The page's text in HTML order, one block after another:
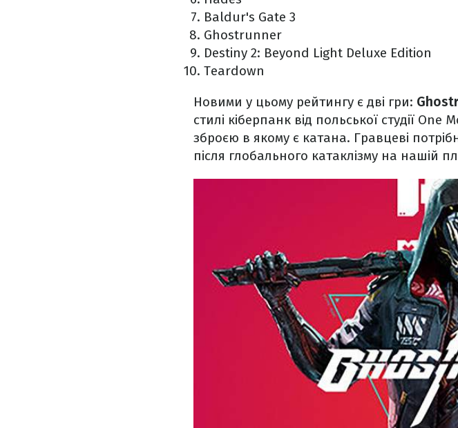
Baldur's Gate 3
Ghostrunner
Destiny 2: Beyond Light Deluxe Edition
Teardown
Новими у цьому рейтингу є дві гри:
стилі кіберпанк від польської студії
зброєю в якому є катана. Гравцеві
після глобального катаклізму на нашій